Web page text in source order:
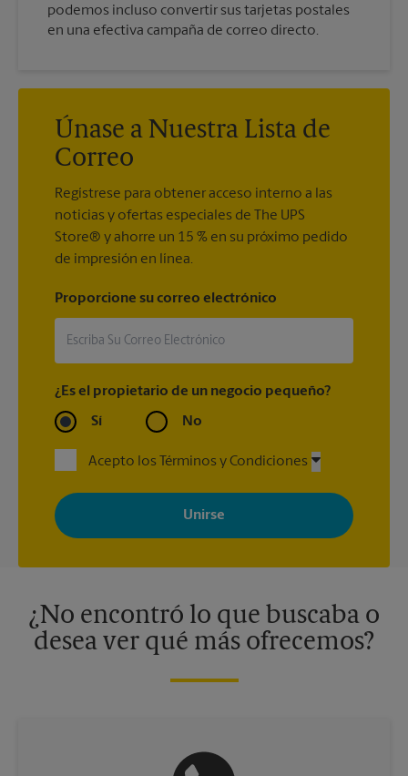
podemos incluso convertir sus tarjetas postales
en una efectiva campaña de correo directo.
Únase a Nuestra Lista de
Correo
Regístrese para obtener acceso interno a las
noticias y ofertas especiales de The UPS
Store® y ahorre un 15 % en su próximo pedido
de impresión en línea.
Proporcione su correo electrónico
¿Es el propietario de un negocio pequeño?
Sí No
Acepto los Términos y Condiciones
Al registrarse, acepta recibir correos electrónicos de The UPS
Store con noticias, ofertas especiales, promociones y mensajes
adaptados a sus intereses. Puede darse de baja en cualquier
momento. Para más información, consulte nuestra política de
¿No encontró lo que buscaba o
desea ver qué más ofrecemos?